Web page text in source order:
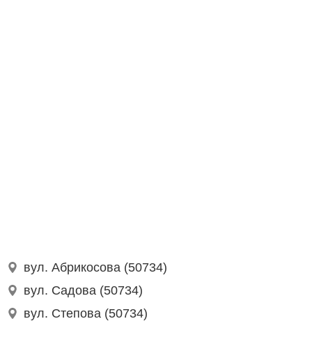
вул. Абрикосова (50734)
вул. Садова (50734)
вул. Степова (50734)